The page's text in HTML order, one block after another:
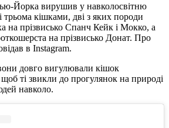
Йорка вирушив у навколосвітню
кішками, дві з яких породи
на прізвисько Спанч Кейк і Мокко, а
на прізвисько Донат. Про
в Instagram.
довго вигулювали кішок
ті звикли до прогулянок на природі
навколо.